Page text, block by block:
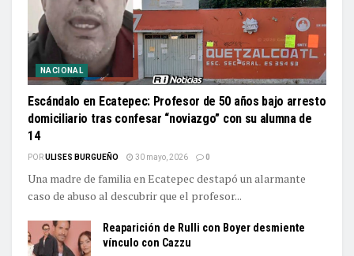
NACIONAL
Escándalo en Ecatepec: Profesor de 50 años bajo arresto
domiciliario tras confesar “noviazgo” con su alumna de
14
PORULISES BURGUEÑO 30 mayo, 2026 0
Una madre de familia en Ecatepec destapó un alarmante
caso de abuso al descubrir que el profesor...
Reaparición de Rulli con Boyer desmiente
vínculo con Cazzu